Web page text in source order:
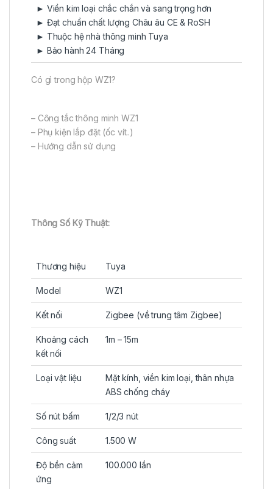
► Viền kim loại chắc chắn và sang trọng hơn
► Đạt chuẩn chất lượng Châu âu CE & RoSH
► Thuộc hệ nhà thông minh Tuya
► Bảo hành 24 Tháng
Có gì trong hộp WZ1?
– Công tắc thông minh WZ1
– Phụ kiện lắp đặt (ốc vít..)
– Hướng dẫn sử dụng
Thông Số Kỹ Thuật:
Thương hiệu Tuya
Model WZ1
Kết nối Zigbee (về trung tâm Zigbee)
Khoảng cách
kết nối
1m – 15m
Loại vật liệu
Mặt kính, viền kim loại, thân nhựa
ABS chống cháy
Số nút bấm 1/2/3 nút
Công suất 1.500 W
Độ bền cảm
ứng
100.000 lần